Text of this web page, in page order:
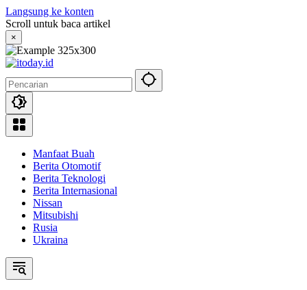
Langsung ke konten
Scroll untuk baca artikel
×
Manfaat Buah
Berita Otomotif
Berita Teknologi
Berita Internasional
Nissan
Mitsubishi
Rusia
Ukraina